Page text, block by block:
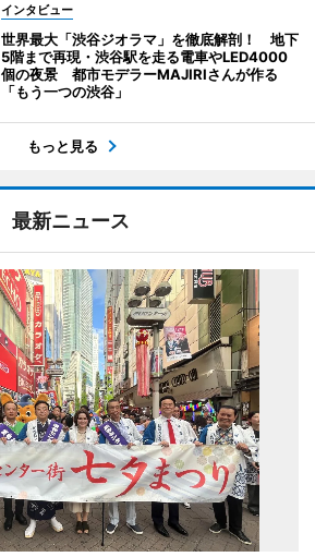
インタビュー
世界最大「渋谷ジオラマ」を徹底解剖！ 地下
5階まで再現・渋谷駅を走る電車やLED4000
個の夜景 都市モデラーMAJIRIさんが作る
「もう一つの渋谷」
もっと見る
最新ニュース